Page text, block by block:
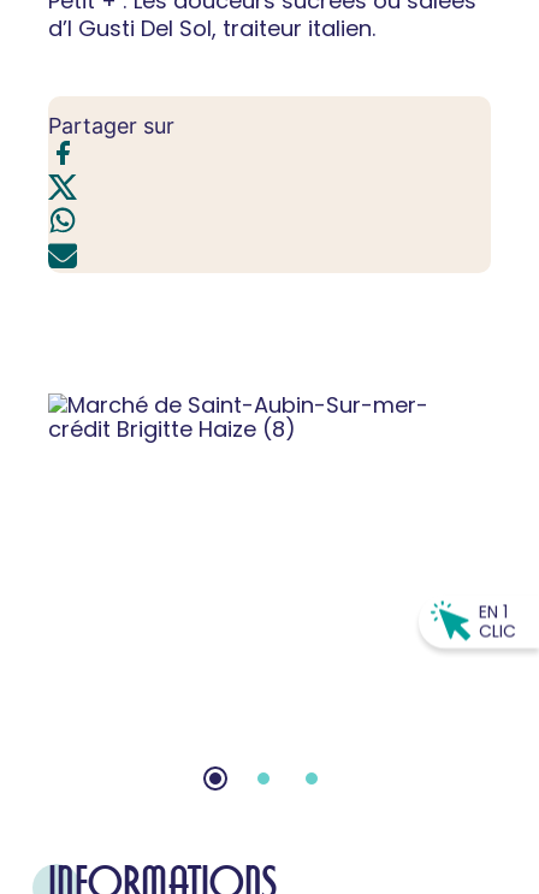
d’I Gusti Del Sol, traiteur italien.
Partager sur
EN 1
CLIC